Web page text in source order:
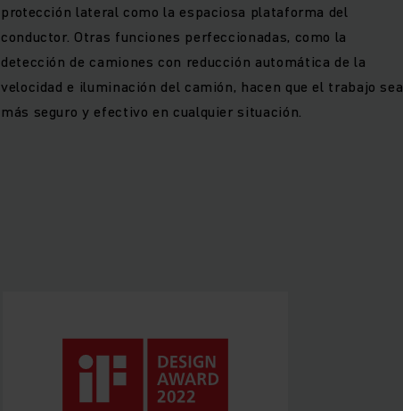
protección lateral como la espaciosa plataforma del
conductor. Otras funciones perfeccionadas, como la
detección de camiones con reducción automática de la
velocidad e iluminación del camión, hacen que el trabajo sea
más seguro y efectivo en cualquier situación.